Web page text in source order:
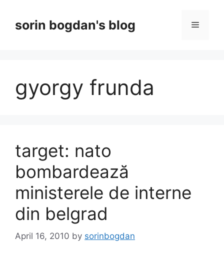
contentsorin bogdan's blog Menu
gyorgy frunda
target: nato
bombardează
ministerele de interne
din belgrad
April 16, 2010 by sorinbogdan